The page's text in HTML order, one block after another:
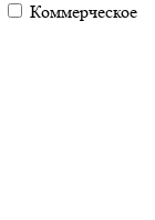
Коммерческое